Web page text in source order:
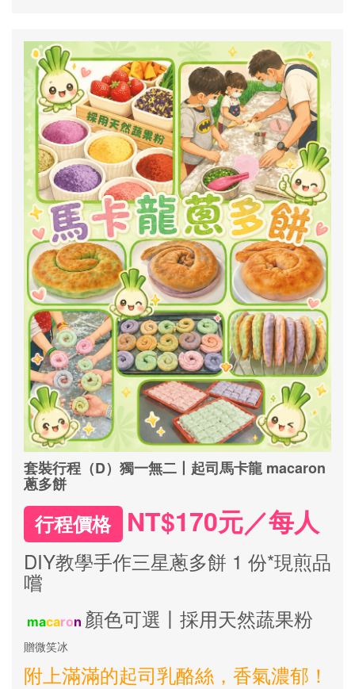
套裝行程（D）獨一無二丨起司馬卡龍 macaron
蔥多餅
行程價格 NT$170元／每人
DIY教學手作三星蔥多餅 1 份*現煎品
嚐
macaron 顏色可選丨採用天然蔬果粉
贈微笑冰
附上滿滿的起司乳酪絲，香氣濃郁！